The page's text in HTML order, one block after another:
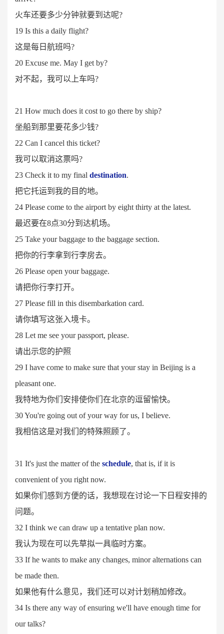
火车还要多少分钟就要到达呢?
19 Is this a daily flight?
这是每日航班吗?
20 Excuse me. May I get by?
对不起，我可以上车吗?
21 How much does it cost to go there by ship?
坐船到那里要花多少钱?
22 Can I cancel this ticket?
我可以取消这票吗?
23 Check it to my final destination.
把它托运到我的目的地。
24 Please come to the airport by eight thirty at the latest.
最迟要在8点30分到达机场。
25 Take your baggage to the baggage section.
把你的行李拿到行李房去。
26 Please open your baggage.
请把你行李打开。
27 Please fill in this disembarkation card.
请你填写这张入境卡。
28 Let me see your passport, please.
请出示您的护照
29 I have come to make sure that your stay in Beijing is a
pleasant one.
我特地为你们安排使你们在北京的逗留愉快。
30 You're going out of your way for us, I believe.
我相信这是对我们的特殊照顾了。
31 It's just the matter of the schedule, that is, if it is
convenient of you right now.
如果你们感到方便的话，我想现在讨论一下日程安排的
问题。
32 I think we can draw up a tentative plan now.
我认为现在可以先草拟一具临时方案。
33 If he wants to make any changes, minor alternations can
be made then.
如果他有什么意见，我们还可以对计划稍加修改。
34 Is there any way of ensuring we'll have enough time for
our talks?